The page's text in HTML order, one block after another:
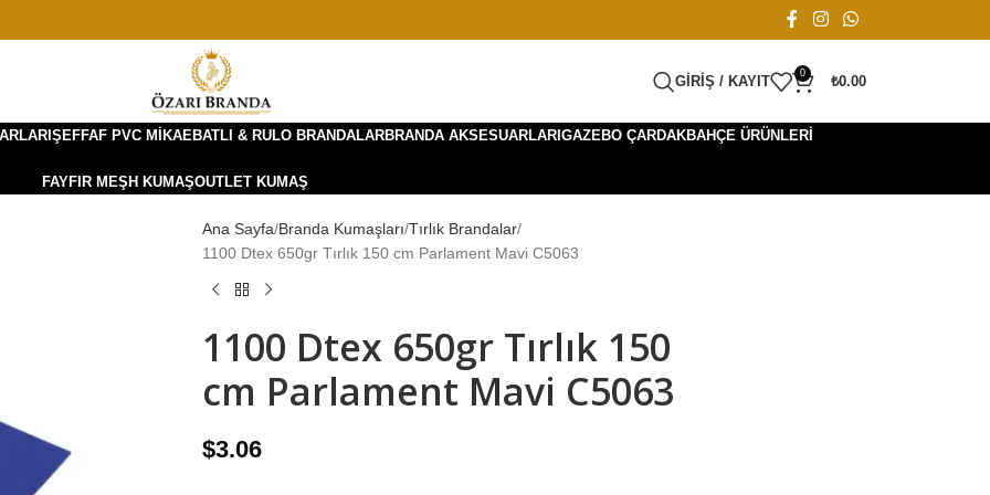
GIRIŞ / KAYIT
0
₺0.00
ŞEFFAF PVC MIKAEBATLI & RULO BRANDALARBRANDA AKSESUARLARIGAZEBO ÇARDAKBAHÇE ÜRÜNLERI
FAYFIR MEŞH KUMAŞOUTLET KUMAŞ
Ana Sayfa Branda Kumaşları Tırlık Brandalar
1100 Dtex 650gr Tırlık 150 cm Parlament Mavi C5063
1100 Dtex 650gr Tırlık 150
cm Parlament Mavi C5063
$3.06